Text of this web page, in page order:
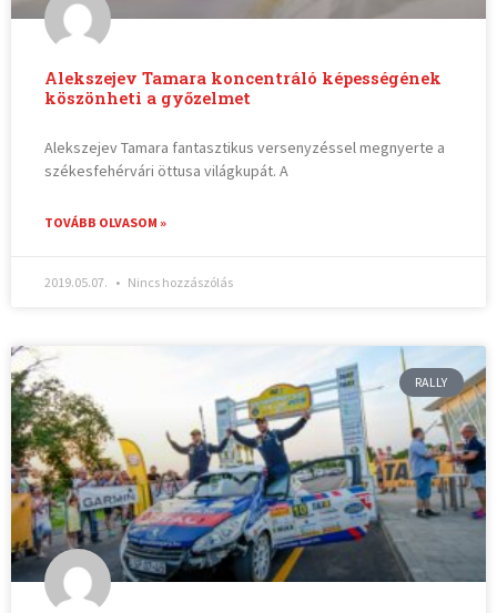
Alekszejev Tamara koncentráló képességének
köszönheti a győzelmet
Alekszejev Tamara fantasztikus versenyzéssel megnyerte a
székesfehérvári öttusa világkupát. A
TOVÁBB OLVASOM »
2019.05.07. Nincs hozzászólás
RALLY